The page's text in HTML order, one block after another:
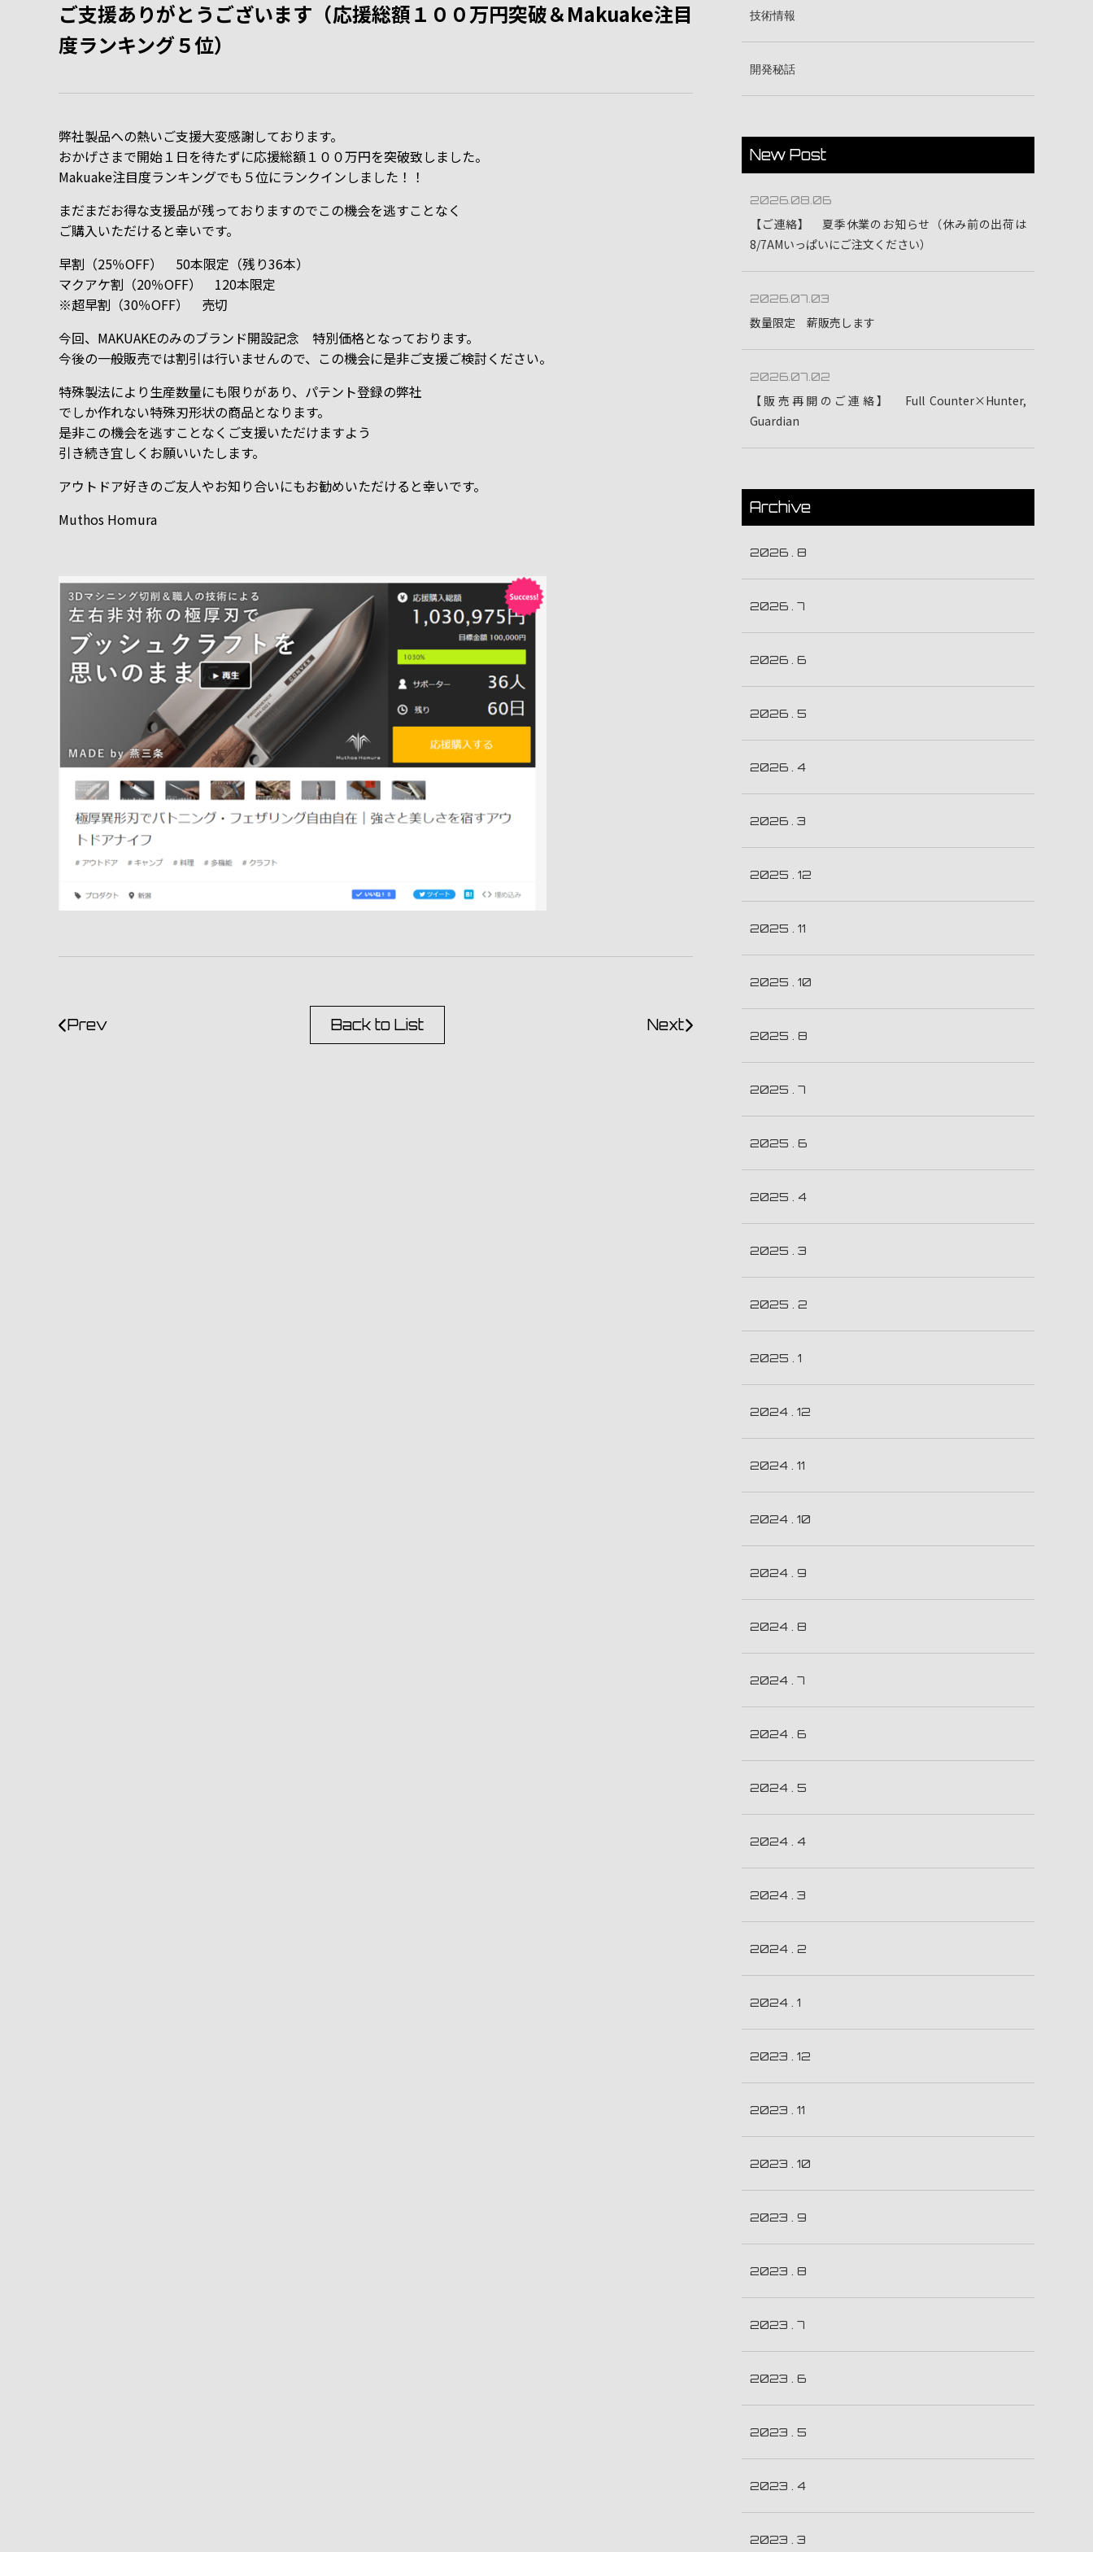
ご支援ありがとうございます（応援総額１００万円突破＆Makuake注目
度ランキング５位）
弊社製品への熱いご支援大変感謝しております。
おかげさまで開始１日を待たずに応援総額１００万円を突破致しました。
Makuake注目度ランキングでも５位にランクインしました！！
まだまだお得な支援品が残っておりますのでこの機会を逃すことなく
ご購入いただけると幸いです。
早割（25％OFF） 50本限定（残り36本）
マクアケ割（20％OFF） 120本限定
※超早割（30％OFF） 売切
今回、MAKUAKEのみのブランド開設記念 特別価格となっております。
今後の一般販売では割引は行いませんので、この機会に是非ご支援ご検討ください。
特殊製法により生産数量にも限りがあり、パテント登録の弊社
でしか作れない特殊刃形状の商品となります。
是非この機会を逃すことなくご支援いただけますよう
引き続き宜しくお願いいたします。
アウトドア好きのご友人やお知り合いにもお勧めいただけると幸いです。
Muthos Homura
Prev Back to List Next
技術情報
開発秘話
New Post
2026.08.06
【ご連絡】 夏季休業のお知らせ（休み前の出荷は
8/7AMいっぱいにご注文ください）
2026.07.03
数量限定 薪販売します
2026.07.02
【販売再開のご連絡】 Full Counter×Hunter,
Guardian
Archive
2026 . 8
2026 . 7
2026 . 6
2026 . 5
2026 . 4
2026 . 3
2025 . 12
2025 . 11
2025 . 10
2025 . 8
2025 . 7
2025 . 6
2025 . 4
2025 . 3
2025 . 2
2025 . 1
2024 . 12
2024 . 11
2024 . 10
2024 . 9
2024 . 8
2024 . 7
2024 . 6
2024 . 5
2024 . 4
2024 . 3
2024 . 2
2024 . 1
2023 . 12
2023 . 11
2023 . 10
2023 . 9
2023 . 8
2023 . 7
2023 . 6
2023 . 5
2023 . 4
2023 . 3